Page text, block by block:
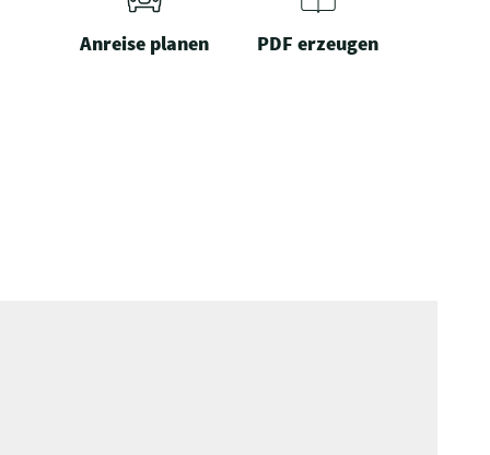
Anreise planen PDF erzeugen